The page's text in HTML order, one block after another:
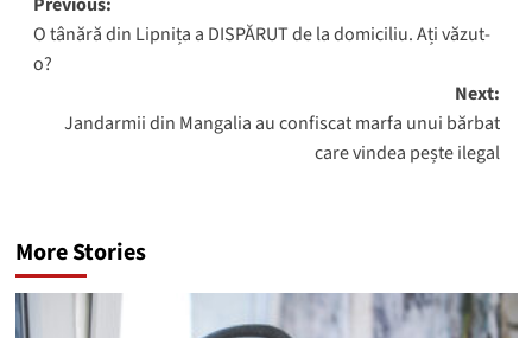
navigation
O tânără din Lipnița a DISPĂRUT de la domiciliu. Ați văzut-
o?
Next:
Jandarmii din Mangalia au confiscat marfa unui bărbat
care vindea pește ilegal
More Stories